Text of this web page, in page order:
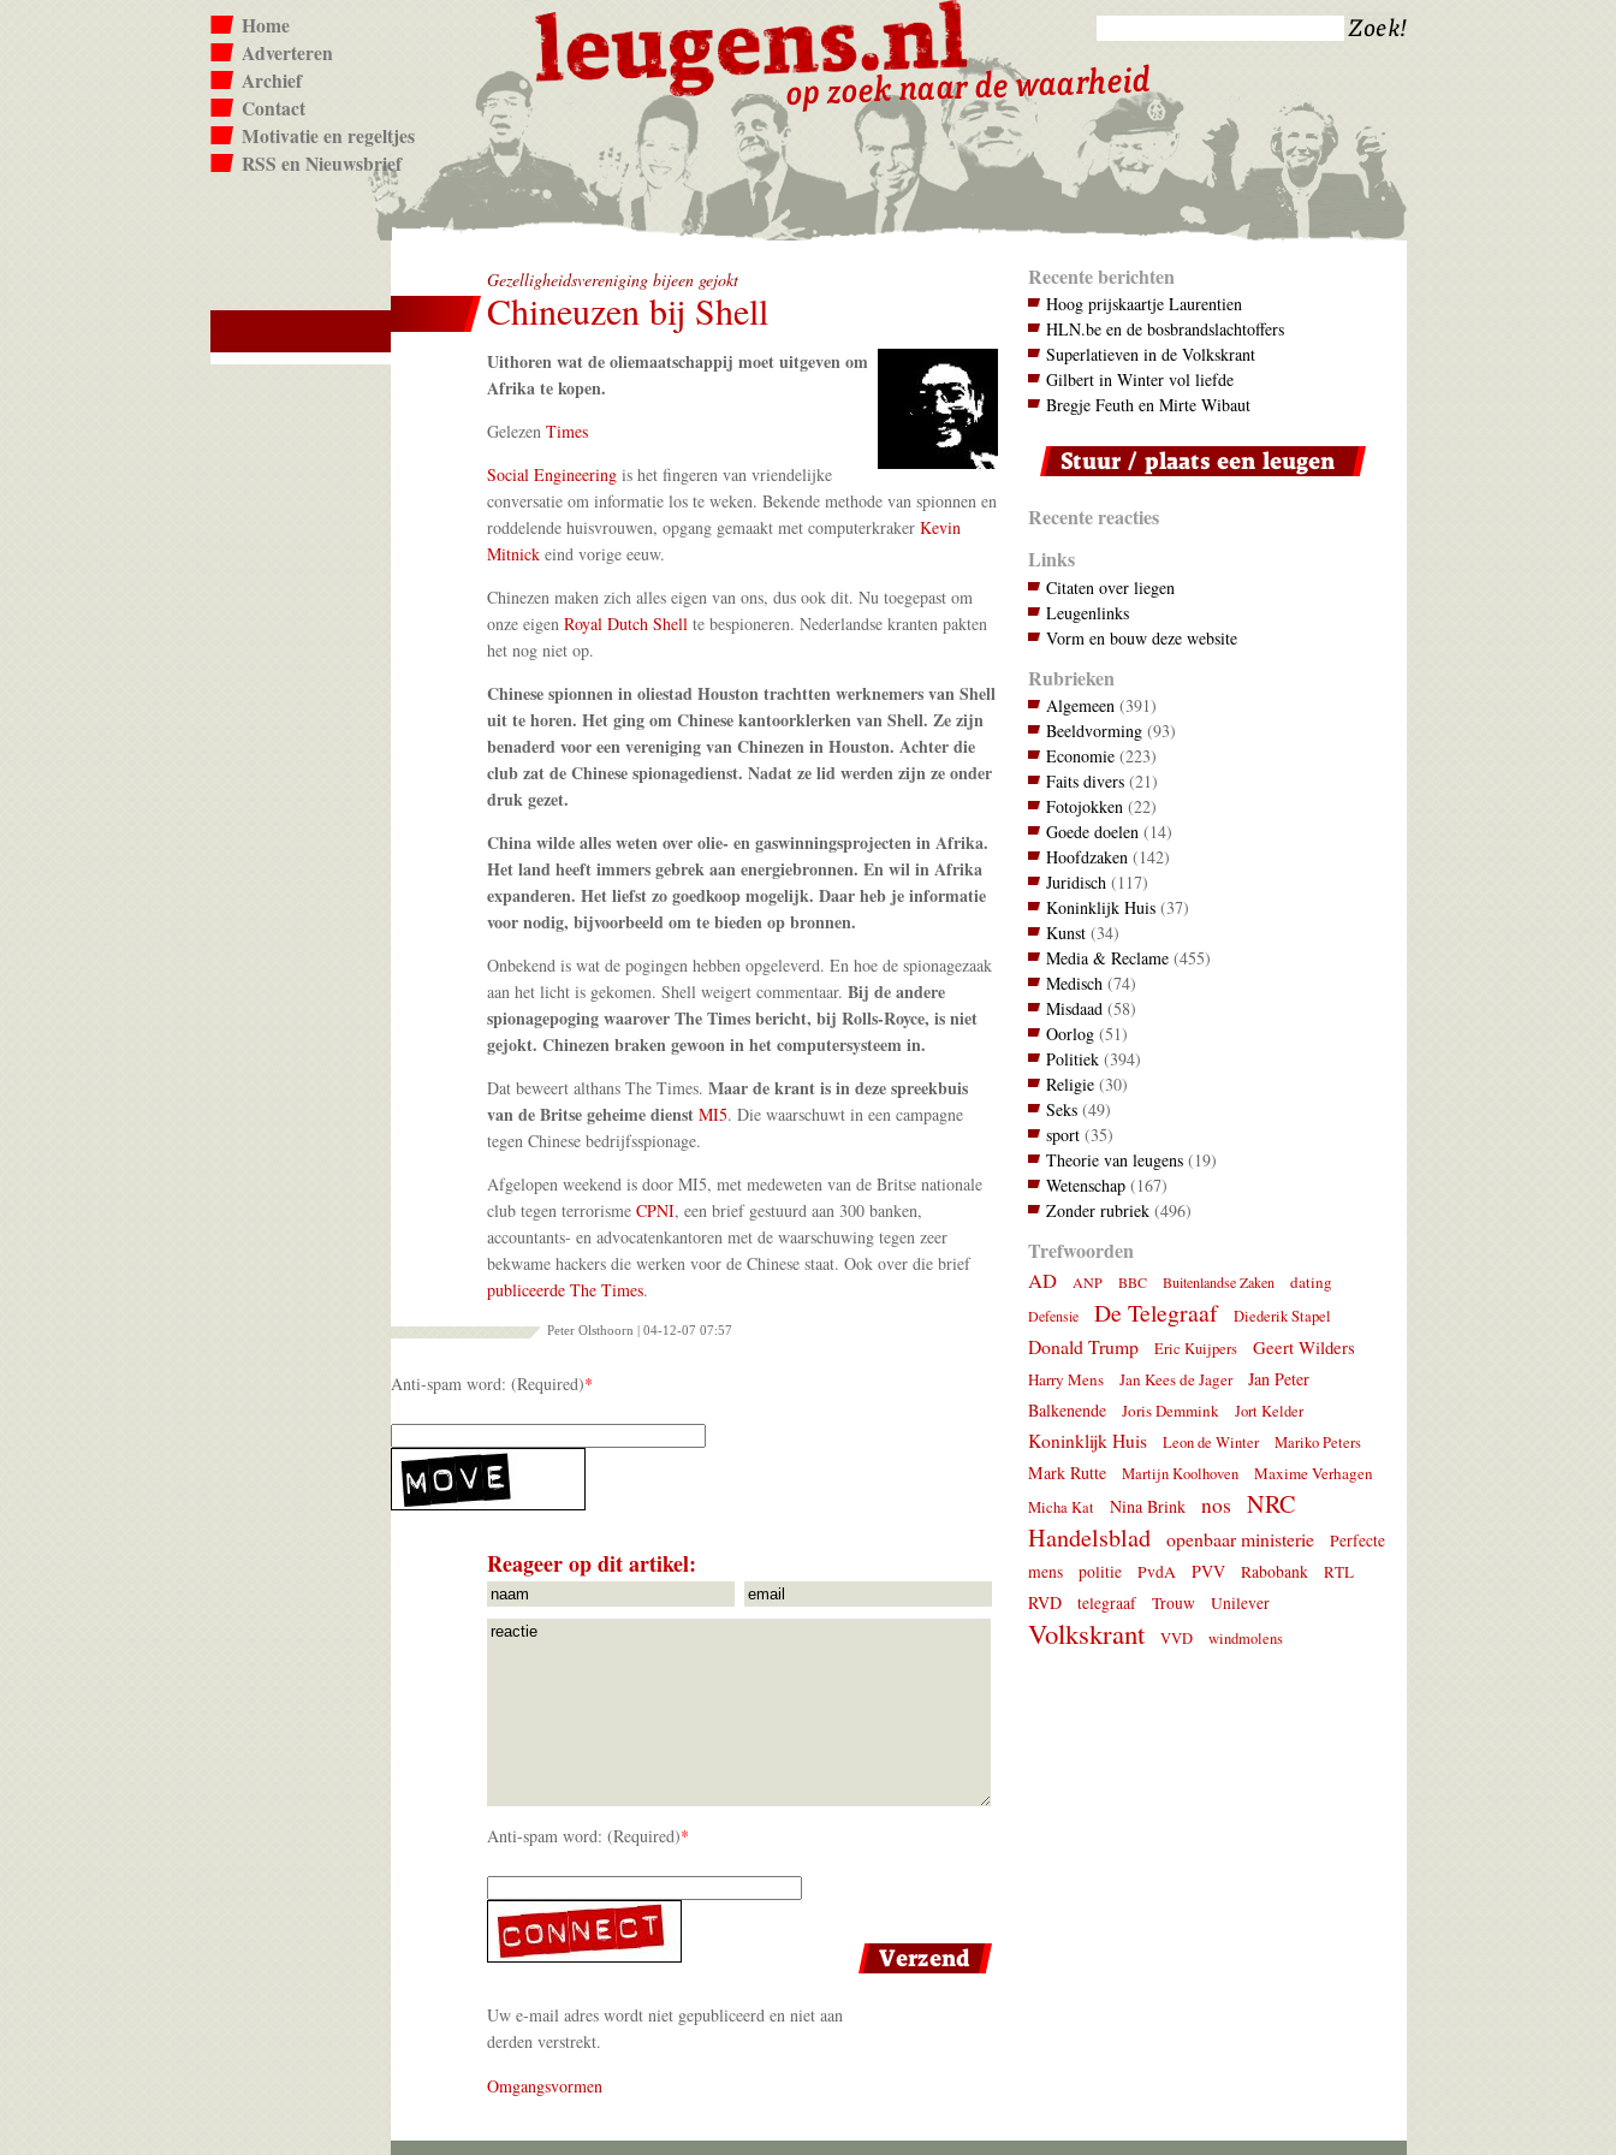
Home
Adverteren
Archief
Contact
Motivatie en regeltjes
RSS en Nieuwsbrief
Gezelligheidsvereniging bijeen gejokt
Chineuzen bij Shell
Uithoren wat de oliemaatschappij moet uitgeven om
Afrika te kopen.
Gelezen Times
Social Engineeringis het fingeren van vriendelijke
conversatie om informatie los te weken. Bekende methode van spionnen en
roddelende huisvrouwen, opgang gemaakt met computerkraker Kevin
Mitnickeind vorige eeuw.
Chinezen maken zich alles eigen van ons, dus ook dit. Nu toegepast om
onze eigen Royal Dutch Shellte bespioneren. Nederlandse kranten pakten
het nog niet op.
Chinese spionnen in oliestad Houston trachtten werknemers van Shell
uit te horen. Het ging om Chinese kantoorklerken van Shell. Ze zijn
benaderd voor een vereniging van Chinezen in Houston. Achter die
club zat de Chinese spionagedienst. Nadat ze lid werden zijn ze onder
druk gezet.
China wilde alles weten over olie- en gaswinningsprojecten in Afrika.
Het land heeft immers gebrek aan energiebronnen. En wil in Afrika
expanderen. Het liefst zo goedkoop mogelijk. Daar heb je informatie
voor nodig, bijvoorbeeld om te bieden op bronnen.
Onbekend is wat de pogingen hebben opgeleverd. En hoe de spionagezaak
aan het licht is gekomen. Shell weigert commentaar. Bij de andere
spionagepoging waarover The Times bericht, bij Rolls-Royce, is niet
gejokt. Chinezen braken gewoon in het computersysteem in.
Dat beweert althans The Times. Maar de krant is in deze spreekbuis
van de Britse geheime dienst MI5. Die waarschuwt in een campagne
tegen Chinese bedrijfsspionage.
Afgelopen weekend is door MI5, met medeweten van de Britse nationale
club tegen terrorisme CPNI, een brief gestuurd aan 300 banken,
accountants- en advocatenkantoren met de waarschuwing tegen zeer
bekwame hackers die werken voor de Chinese staat. Ook over die brief
publiceerde The Times.
Peter Olsthoorn | 04-12-07 07:57
Anti-spam word: (Required)*
Reageer op dit artikel:
Anti-spam word: (Required)*
Uw e-mail adres wordt niet gepubliceerd en niet aan
derden verstrekt.
Omgangsvormen
Recente berichten
Hoog prijskaartje Laurentien
HLN.be en de bosbrandslachtoffers
Superlatieven in de Volkskrant
Gilbert in Winter vol liefde
Bregje Feuth en Mirte Wibaut
Recente reacties
Links
Citaten over liegen
Leugenlinks
Vorm en bouw deze website
Rubrieken
Algemeen(391)
Beeldvorming(93)
Economie(223)
Faits divers(21)
Fotojokken(22)
Goede doelen(14)
Hoofdzaken(142)
Juridisch(117)
Koninklijk Huis(37)
Kunst(34)
Media & Reclame(455)
Medisch(74)
Misdaad(58)
Oorlog(51)
Politiek(394)
Religie(30)
Seks(49)
sport(35)
Theorie van leugens(19)
Wetenschap(167)
Zonder rubriek(496)
Trefwoorden
AD
ANP BBC Buitenlandse Zaken dating
Defensie De Telegraaf Diederik Stapel
Donald Trump Eric Kuijpers Geert Wilders
Harry Mens Jan Kees de Jager
Jan Peter
Balkenende
Joris Demmink Jort Kelder
Koninklijk Huis Leon de Winter Mariko Peters
Mark Rutte Martijn Koolhoven Maxime Verhagen
Micha Kat Nina Brink nos
NRC
Handelsblad
openbaar ministerie
Perfecte
mens
politie PvdA PVV Rabobank RTL
RVD telegraaf Trouw Unilever
Volkskrant VVD windmolens